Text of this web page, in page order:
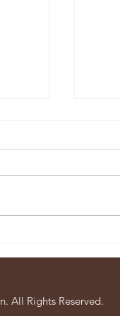
【ほ
All Rights Reserved.